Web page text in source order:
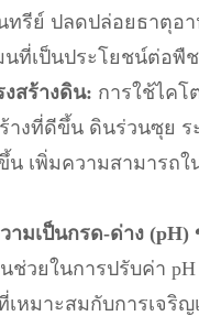
ทรีย์ ปลดปล่อยธาตุอา
นที่เป็นประโยชน์ต่อพืช
งสร้างดิน: การใช้ไคโ
างที่ดีขึ้น ดินร่วนซุย ร
น เพิ่มความสามารถใ
ามเป็นกรด-ด่าง (pH)
ช่วยในการปรับค่า
เหมาะสมกับการเจริญ